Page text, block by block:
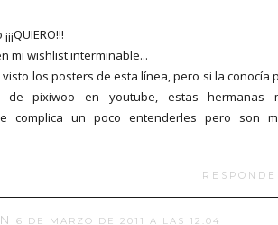
mi wishlist interminable...
los posters de esta línea, pero si la conocía
de pixiwoo en youtube, estas hermanas
complica un poco entenderles pero son
6 DE MARZO DE 2011 A LAS 12:04